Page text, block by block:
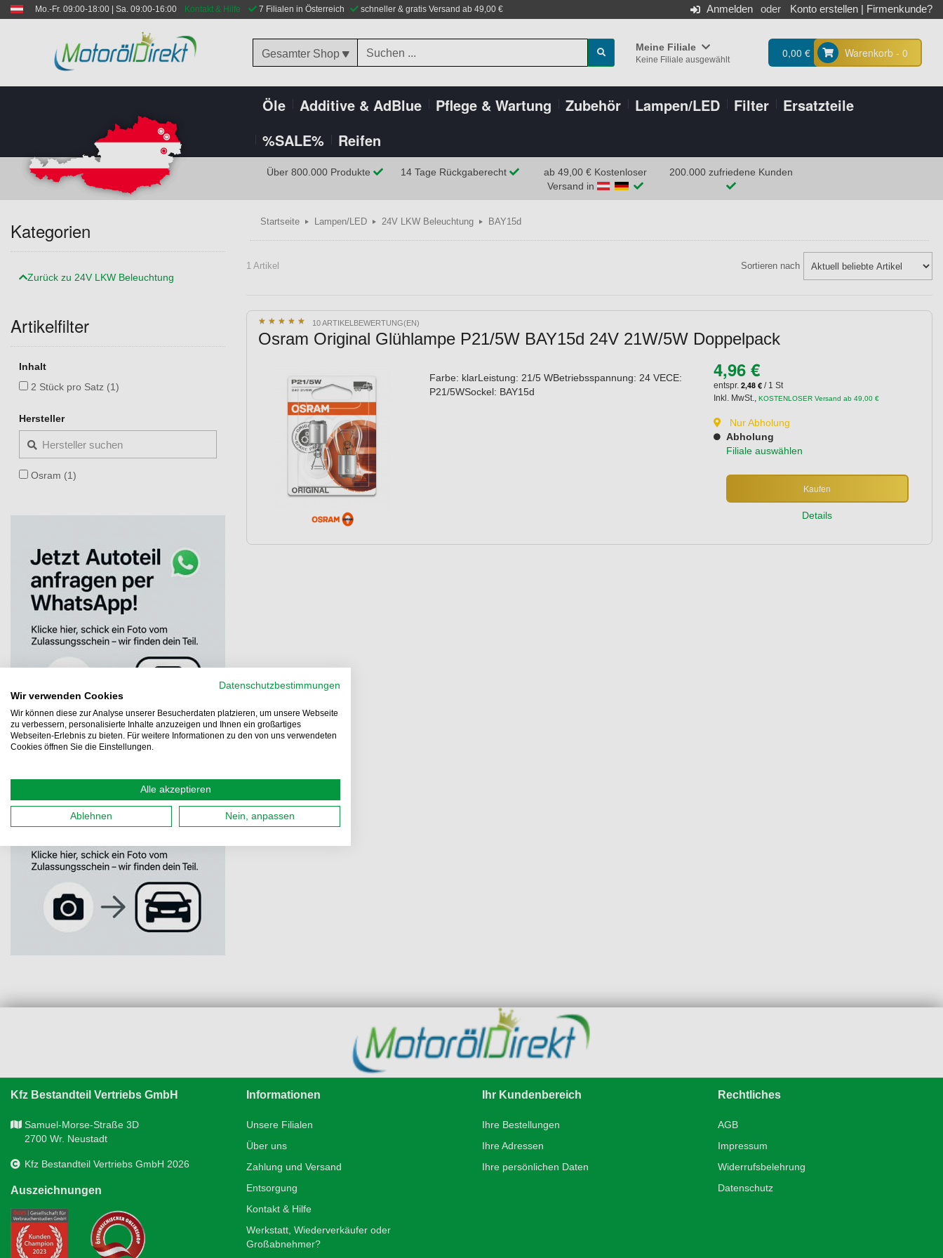
Mo.-Fr. 09:00-18:00 | Sa. 09:00-16:00 Kontakt & Hilfe 7 Filialen in Österreich schneller & gratis Versand ab 49,00 € Anmelden Konto erstellen | Firmenkunde?
Gesamter Shop
Meine Filiale
Keine Filiale ausgewählt 0,00 € Warenkorb - 0
Öle Additive & AdBlue Pflege & Wartung Zubehör Lampen/LED Filter
Ersatzteile
%SALE%
Reifen
Über 800.000 Produkte 14 Tage Rückgaberecht
ab 49,00 € Kostenloser
Versand in
200.000 zufriedene Kunden
Startseite Lampen/LED 24V LKW Beleuchtung BAY15d
1 Artikel Sortieren nach
★ ★ ★ ★ ★
★ ★ ★ ★ ★ 10 ARTIKELBEWERTUNG(EN)
Osram Original Glühlampe P21/5W BAY15d 24V 21W/5W Doppelpack
Farbe: klarLeistung: 21/5 WBetriebsspannung: 24 VECE:
P21/5WSockel: BAY15d
4,96 €
entspr.2,48 € / 1 St
Inkl. MwSt.,KOSTENLOSER Versand ab 49,00 €
Nur Abholung
Abholung
Filiale auswählen
Kaufen
Details
Kategorien
Zurück zu 24V LKW Beleuchtung
Artikelfilter
Inhalt
2 Stück pro Satz (1)
Hersteller
Osram (1)
Kfz Bestandteil Vertriebs GmbH
Samuel-Morse-Straße 3D
2700 Wr. Neustadt
Kfz Bestandteil Vertriebs GmbH 2026
Auszeichnungen
Informationen
Unsere Filialen
Über uns
Zahlung und Versand
Entsorgung
Kontakt & Hilfe
Werkstatt, Wiederverkäufer oder
Großabnehmer?
Ihr Kundenbereich
Ihre Bestellungen
Ihre Adressen
Ihre persönlichen Daten
Rechtliches
AGB
Impressum
Widerrufsbelehrung
Datenschutz
Datenschutzbestimmungen
Wir verwenden Cookies
Wir können diese zur Analyse unserer Besucherdaten platzieren, um unsere Webseite
zu verbessern, personalisierte Inhalte anzuzeigen und Ihnen ein großartiges
Webseiten-Erlebnis zu bieten. Für weitere Informationen zu den von uns verwendeten
Cookies öffnen Sie die Einstellungen.
Alle akzeptieren
Ablehnen Nein, anpassen